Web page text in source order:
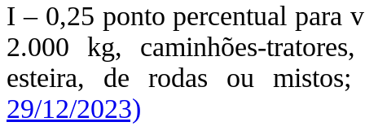
I – 0,25 ponto percentual para
2.000 kg, caminhões-
esteira, de rodas ou
29/12/2023)